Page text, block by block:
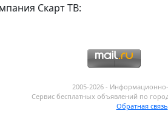
Скарт ТВ:
2005-2026 -
Сервис бесплатных объявлений по
Обратная связь